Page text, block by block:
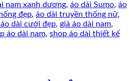
nam xanh dương, áo dài Sumo, áo
đẹp, áo dài truyền thống nữ,
dài cưới đẹp, giá áo dài nam,
áo dài nam, shop áo dài thiết kế